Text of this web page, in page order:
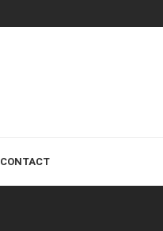
CONTACT